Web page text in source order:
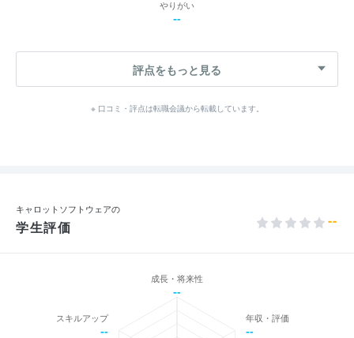
やりがい
--
評点をもっと見る
※ 口コミ・評点は転職会議から転載しています。
キャロットソフトウェアの
学生評価 --
成長・将来性
--
年収・評価
--
スキルアップ
--